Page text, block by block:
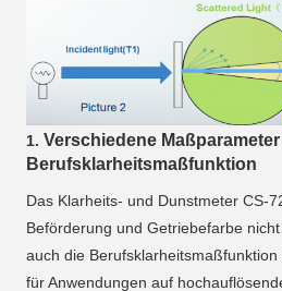
1. Verschiedene Maßparameter
Berufsklarheitsmaßfunktion
Das Klarheits- und Dunstmeter CS-
Beförderung und Getriebefarbe
auch die
für Anwendungen auf